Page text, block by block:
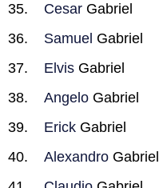
Cesar Gabriel
Samuel Gabriel
Elvis Gabriel
Angelo Gabriel
Erick Gabriel
Alexandro Gabriel